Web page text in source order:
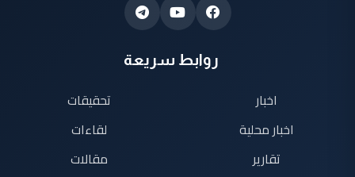
روابط سريعة
اخبار
اخبار محلية
تقارير
تحقيقات
لقاءات
مقالات